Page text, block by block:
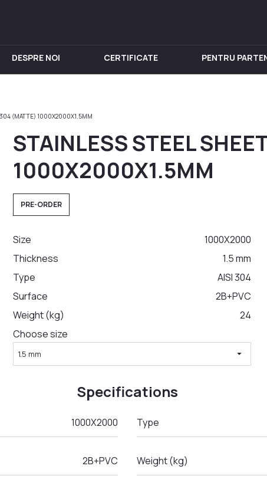
DESPRE NOI CERTIFICATE PENTRU
Inox
Inox
Aparat de distilat
(MATTE) 1000X2000X1.5MM
STAINLESS STEEL
1000X2000X1.5MM
PRE-ORDER
Size
1000X2000
Thickness
1.5 mm
Type
AISI 304
Surface
2B+PVC
Weight (kg)
24
Choose size
1.5 mm arrow_drop_down
Specifications
1000X2000 Type
2B+PVC Weight (kg)